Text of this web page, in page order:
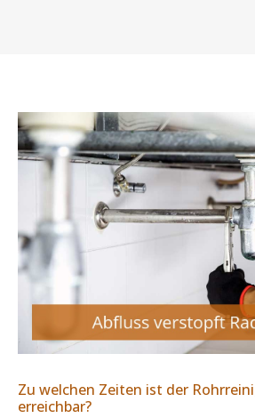
Zu welchen Zeiten ist der
erreichbar?